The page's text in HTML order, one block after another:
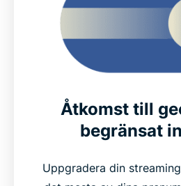
Åtkomst till
begränsat
Uppgradera din